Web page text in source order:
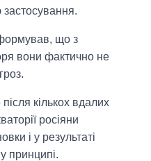
застосування.
що з
вони фактично не
кількох вдалих
росіяни
і у результаті
принципі.